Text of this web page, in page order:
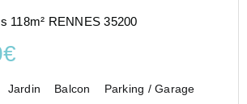
118m² RENNES 35200
Jardin Balcon Parking / Garage